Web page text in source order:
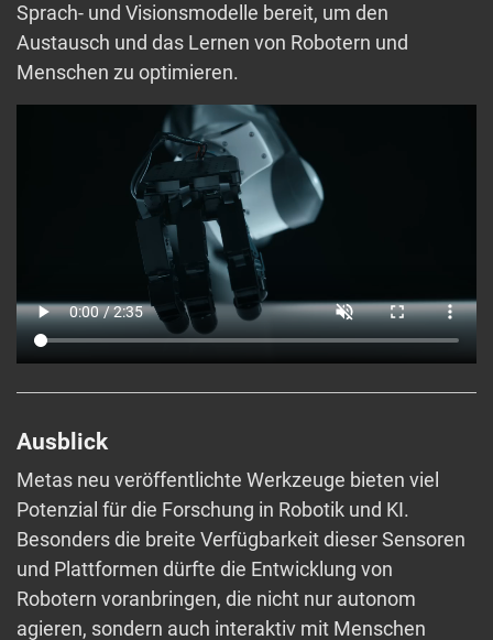
Sprach- und Visionsmodelle bereit, um den
Austausch und das Lernen von Robotern und
Menschen zu optimieren.
Ausblick
Metas neu veröffentlichte Werkzeuge bieten viel
Potenzial für die Forschung in Robotik und KI.
Besonders die breite Verfügbarkeit dieser Sensoren
und Plattformen dürfte die Entwicklung von
Robotern voranbringen, die nicht nur autonom
agieren, sondern auch interaktiv mit Menschen